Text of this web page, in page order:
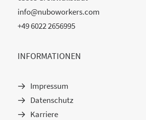
info@nuboworkers.com
+49 6022 2656995
INFORMATIONEN
Impressum
Datenschutz
Karriere